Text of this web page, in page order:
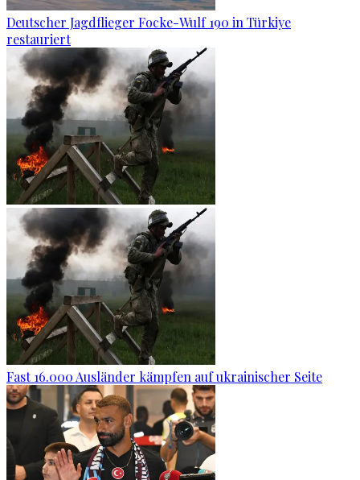
Deutscher Jagdflieger Focke-Wulf 190 in Türkiye
restauriert
Fast 16.000 Ausländer kämpfen auf ukrainischer Seite